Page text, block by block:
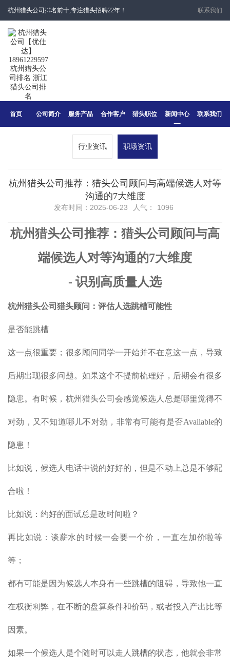
杭州猎头公司排名前十,专注猎头招聘22年！ 联系我们
首页 公司简介 服务产品 合作客户 猎头职位 新闻中心 联系我们
行业资讯 职场资讯
杭州猎头公司推荐：猎头公司顾问与高端候选人对等
沟通的7大维度
发布时间：2025-06-23 人气： 1096
杭州猎头公司推荐：猎头公司顾问与高
端候选人对等沟通的7大维度
- 识别高质量人选
杭州猎头公司猎头顾问：评估人选跳槽可能性
是否能跳槽
这一点很重要；很多顾问同学一开始并不在意这一点，导致
后期出现很多问题。如果这个不提前梳理好，后期会有很多
隐患。有时候，杭州猎头公司会感觉候选人总是哪里觉得不
对劲，又不知道哪儿不对劲，非常有可能有是否Available的
隐患！
比如说，候选人电话中说的好好的，但是不动上总是不够配
合啦！
比如说：约好的面试总是改时间啦？
再比如说：谈薪水的时候一会要一个价，一直在加价啦等
等；
都有可能是因为候选人本身有一些跳槽的阻碍，导致他一直
在权衡利弊，在不断的盘算条件和价码，或者投入产出比等
因素。
如果一个候选人是个随时可以走人跳槽的状态，他就会非常